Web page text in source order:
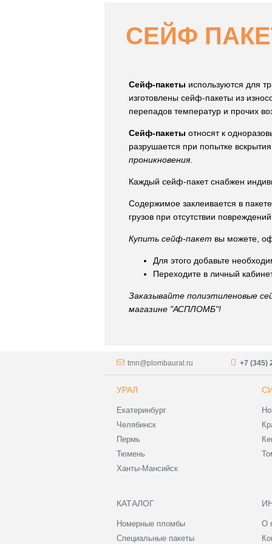
СЕЙФ
Сейф-пакеты используются для
изготовлены сейф-пакеты из
перепадов температур и прочих
Сейф-пакеты относят к
разрушается при попытке
проникновения.
Каждый сейф-пакет снабжен
Содержимое заклеивается в
грузов при отсутствии
Купить сейф-пакет вы можете,
Для этого добавьте
Переходите в личный
Заказывайте полиэтиленовые
магазине "АСПЛОМБ"!
tmn@plombaural.ru +7 (345)
УРАЛ
Екатеринбург
Челябинск
Пермь
Тюмень
Ханты-Мансийск
КАТАЛОГ
Номерные пломбы
Специальные пакеты
О